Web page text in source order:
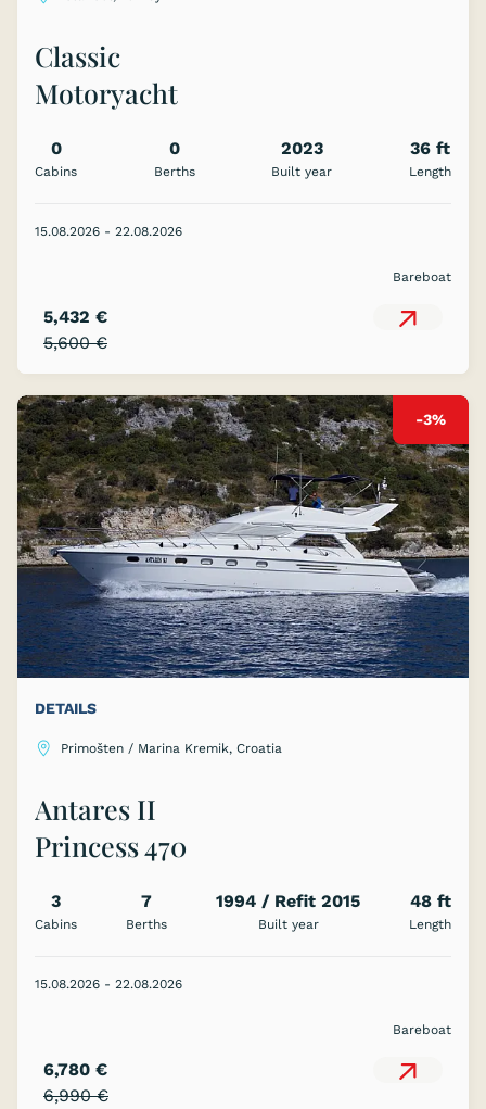
Classic
Motoryacht
0
Cabins
0
Berths
2023
Built year
36 ft
Length
15.08.2026 - 22.08.2026
Bareboat
5,600 €
5,432 €
-3%
DETAILS
Primošten / Marina Kremik, Croatia
Antares II
Princess 470
3
Cabins
7
Berths
1994 / Refit 2015
Built year
48 ft
Length
15.08.2026 - 22.08.2026
Bareboat
6,990 €
6,780 €